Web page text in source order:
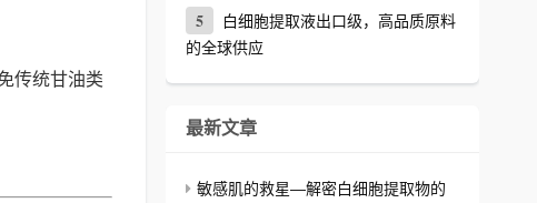
传统甘油类
5
白细胞提取液出口级，高品质原料
的全球供应
最新文章
敏感肌的救星—解密白细胞提取物的